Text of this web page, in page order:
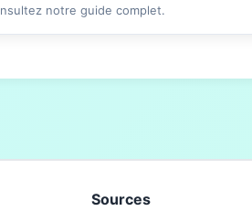
notre guide complet.
Sources